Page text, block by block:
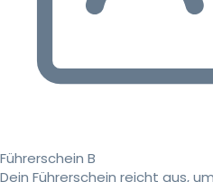
Führerschein B
Dein Führerschein reicht aus,